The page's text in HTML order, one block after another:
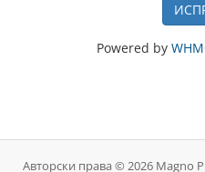
Powered by
Авторски права © 2026 Magno